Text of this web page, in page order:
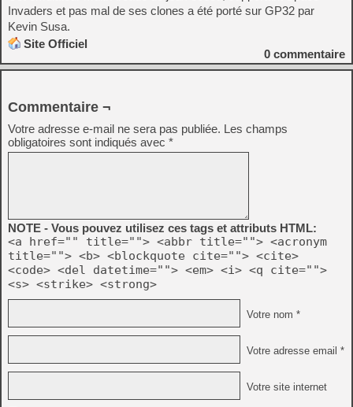
Invaders et pas mal de ses clones a été porté sur GP32 par
Kevin Susa.
Site Officiel
0 commentaire
Commentaire ¬
Votre adresse e-mail ne sera pas publiée. Les champs
obligatoires sont indiqués avec *
NOTE - Vous pouvez utilisez ces tags et attributs HTML:
<a href="" title=""> <abbr title=""> <acronym
title=""> <b> <blockquote cite=""> <cite>
<code> <del datetime=""> <em> <i> <q cite="">
<s> <strike> <strong>
Votre nom *
Votre adresse email *
Votre site internet